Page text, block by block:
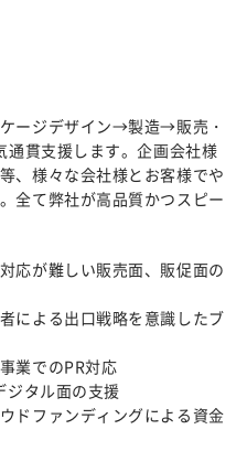
ージデザイン→製造→販売・
貫支援します。企画会社様
、様々な会社様とお客様でや
全て弊社が高品質かつスピー
応が難しい販売面、販促面の
による出口戦略を意識したブ
業でのPR対応
ジタル面の支援
ドファンディングによる資金